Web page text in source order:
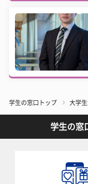
学生の窓口トップ 大学
学生の窓